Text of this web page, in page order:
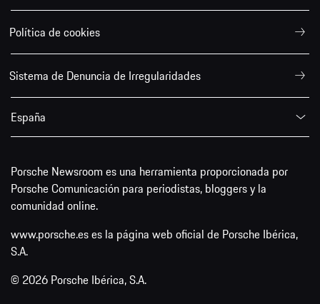
Política de cookies
Sistema de Denuncia de Irregularidades
España
Porsche Newsroom es una herramienta proporcionada por
Porsche Comunicación para periodistas, bloggers y la
comunidad online.
www.porsche.es es la página web oficial de Porsche Ibérica,
S.A.
© 2026 Porsche Ibérica, S.A.